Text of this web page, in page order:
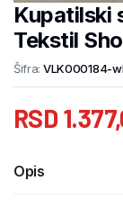
Kupatilski
Tekstil
Šifra: VLK000184-
RSD
Opis